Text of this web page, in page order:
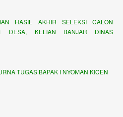
HASIL AKHIR SELEKSI CALON
DESA, KELIAN BANJAR DINAS
TUGAS BAPAK I NYOMAN KICEN